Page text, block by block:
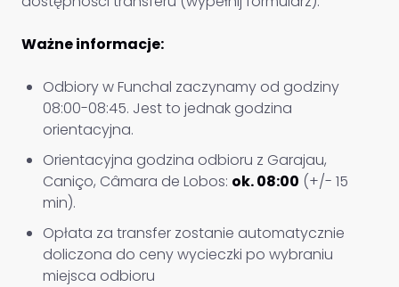
Ważne informacje:
Odbiory w Funchal zaczynamy od godziny
08:00-08:45. Jest to jednak godzina
orientacyjna.
Orientacyjna godzina odbioru z Garajau,
Caniço, Câmara de Lobos: ok. 08:00 (+/- 15
min).
Opłata za transfer zostanie automatycznie
doliczona do ceny wycieczki po wybraniu
miejsca odbioru